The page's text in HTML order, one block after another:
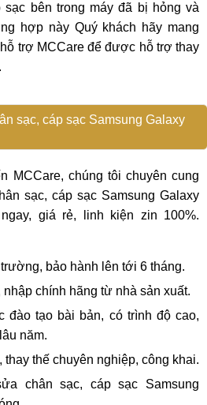
sạc bên trong máy đã bị hỏng và
hợp này Quý khách hãy mang
trợ MCCare để được hỗ trợ thay
sạc, cáp sạc Samsung Galaxy
MCCare, chúng tôi chuyên cung
sạc, cáp sạc Samsung Galaxy
giá rẻ, linh kiện zin 100%.
bảo hành lên tới 6 tháng.
nhập chính hãng từ nhà sản xuất.
đào tạo bài bản, có trình độ cao,
năm.
thế chuyên nghiệp, công khai.
chân sạc, cáp sạc Samsung